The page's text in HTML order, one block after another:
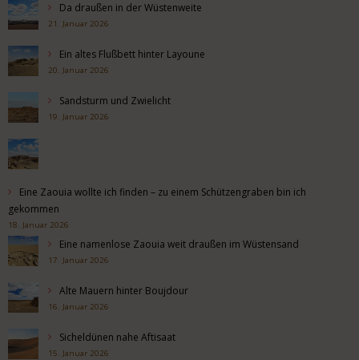
Da draußen in der Wüstenweite
21. Januar 2026
Ein altes Flußbett hinter Layoune
20. Januar 2026
Sandsturm und Zwielicht
19. Januar 2026
Eine Zaouia wollte ich finden – zu einem Schützengraben bin ich
gekommen
18. Januar 2026
Eine namenlose Zaouia weit draußen im Wüstensand
17. Januar 2026
Alte Mauern hinter Boujdour
16. Januar 2026
Sicheldünen nahe Aftisaat
15. Januar 2026